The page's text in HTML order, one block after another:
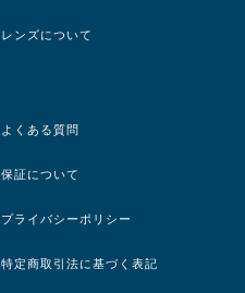
レンズについて
よくある質問
保証について
プライバシーポリシー
特定商取引法に基づく表記